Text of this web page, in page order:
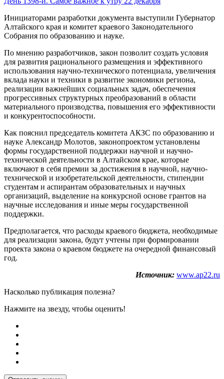
Инициаторами разработки документа выступили Губернатор
Алтайского края и комитет краевого Законодательного
Собрания по образованию и науке.
По мнению разработчиков, закон позволит создать условия
для развития рационального размещения и эффективного
использования научно-технического потенциала, увеличения
вклада науки и техники в развитие экономики региона,
реализации важнейших социальных задач, обеспечения
прогрессивных структурных преобразований в области
материального производства, повышения его эффективности
и конкурентоспособности.
Как пояснил председатель комитета АКЗС по образованию и
науке Александр Молотов, законопроектом установлены
формы государственной поддержки научной и научно-
технической деятельности в Алтайском крае, которые
включают в себя премии за достижения в научной, научно-
технической и изобретательской деятельности, стипендии
студентам и аспирантам образовательных и научных
организаций, выделение на конкурсной основе грантов на
научные исследования и иные меры государственной
поддержки.
Предполагается, что расходы краевого бюджета, необходимые
для реализации закона, будут учтены при формировании
проекта закона о краевом бюджете на очередной финансовый
год.
Источник: www.ap22.ru
Насколько публикация полезна?
Нажмите на звезду, чтобы оценить!